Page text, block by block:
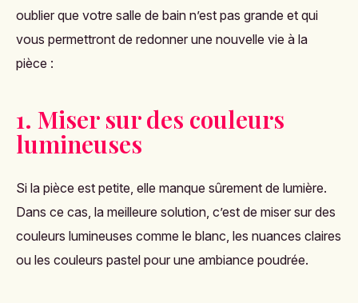
oublier que votre salle de bain n’est pas grande et qui
vous permettront de redonner une nouvelle vie à la
pièce :
1. Miser sur des couleurs
lumineuses
Si la pièce est petite, elle manque sûrement de lumière.
Dans ce cas, la meilleure solution, c’est de miser sur des
couleurs lumineuses comme le blanc, les nuances claires
ou les couleurs pastel pour une ambiance poudrée.